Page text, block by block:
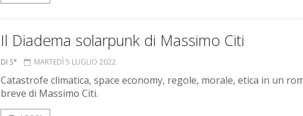
Il Diadema solarpunk di Massimo Citi
DI S* MARTEDÌ 5 LUGLIO 2022
Catastrofe climatica, space economy, regole, morale, etica in un
breve di Massimo Citi.